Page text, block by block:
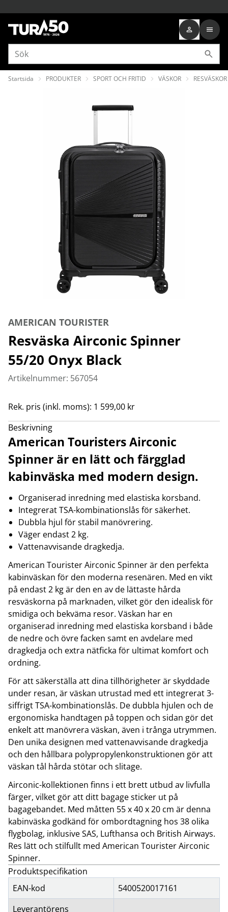
Startsida PRODUKTER SPORT OCH FRITID VÄSKOR RESVÄSKOR
AMERICAN TOURISTER
Resväska Airconic Spinner
55/20 Onyx Black
Artikelnummer: 567054
Rek. pris (inkl. moms): 1 599,00 kr
Beskrivning
American Touristers Airconic
Spinner är en lätt och färgglad
kabinväska med modern design.
Organiserad inredning med elastiska korsband.
Integrerat TSA-kombinationslås för säkerhet.
Dubbla hjul för stabil manövrering.
Väger endast 2 kg.
Vattenavvisande dragkedja.
American Tourister Airconic Spinner är den perfekta
kabinväskan för den moderna resenären. Med en vikt
på endast 2 kg är den en av de lättaste hårda
resväskorna på marknaden, vilket gör den idealisk för
smidiga och bekväma resor. Väskan har en
organiserad inredning med elastiska korsband i både
de nedre och övre facken samt en avdelare med
dragkedja och extra nätficka för ultimat komfort och
ordning.
För att säkerställa att dina tillhörigheter är skyddade
under resan, är väskan utrustad med ett integrerat 3-
siffrigt TSA-kombinationslås. De dubbla hjulen och de
ergonomiska handtagen på toppen och sidan gör det
enkelt att manövrera väskan, även i trånga utrymmen.
Den unika designen med vattenavvisande dragkedja
och den hållbara polypropylenkonstruktionen gör att
väskan tål hårda stötar och slitage.
Airconic-kollektionen finns i ett brett utbud av livfulla
färger, vilket gör att ditt bagage sticker ut på
bagagebandet. Med måtten 55 x 40 x 20 cm är denna
kabinväska godkänd för ombordtagning hos 38 olika
flygbolag, inklusive SAS, Lufthansa och British Airways.
Res lätt och stilfullt med American Tourister Airconic
Spinner.
Produktspecifikation
EAN-kod
5400520017161
Leverantörens